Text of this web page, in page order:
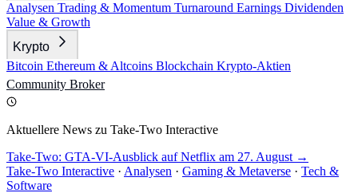
Analysen Trading & Momentum Turnaround Earnings Dividenden
Value & Growth
Krypto
Bitcoin Ethereum & Altcoins Blockchain Krypto-Aktien
Community Broker
Aktuellere News zu Take-Two Interactive
Take-Two: GTA-VI-Ausblick auf Netflix am 27. August →
Take-Two Interactive · Analysen · Gaming & Metaverse · Tech &
Software